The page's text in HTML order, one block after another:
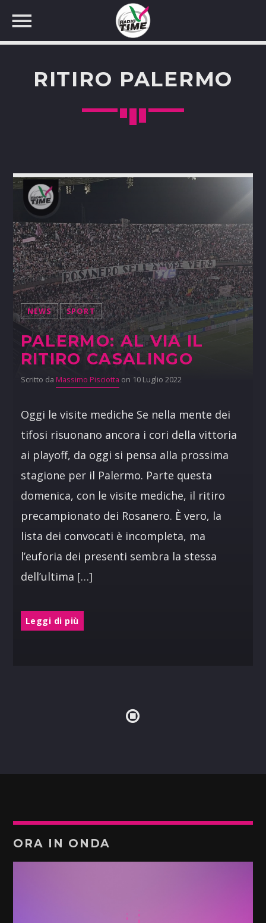
RITIRO PALERMO
NEWS SPORT
PALERMO: AL VIA IL
RITIRO CASALINGO
Scritto da Massimo Pisciotta on 10 Luglio 2022
Oggi le visite mediche Se nella mente dei
tifosi risuonano ancora i cori della vittoria
ai playoff, da oggi si pensa alla prossima
stagione per il Palermo. Parte questa
domenica, con le visite mediche, il ritiro
precampionato dei Rosanero. È vero, la
lista dei convocati è incompleta, ma
l’euforia dei presenti sembra la stessa
dell’ultima […]
Leggi di più
ORA IN ONDA